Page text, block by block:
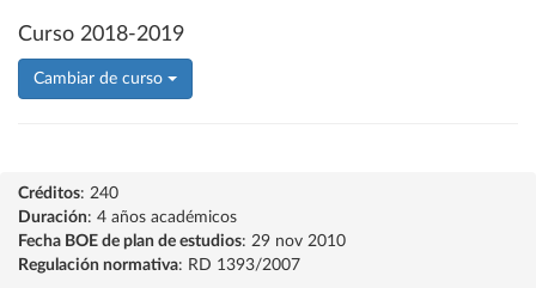
Curso 2018-2019
Cambiar de curso
Créditos: 240
Duración: 4 años académicos
Fecha BOE de plan de estudios: 29 nov 2010
Regulación normativa: RD 1393/2007